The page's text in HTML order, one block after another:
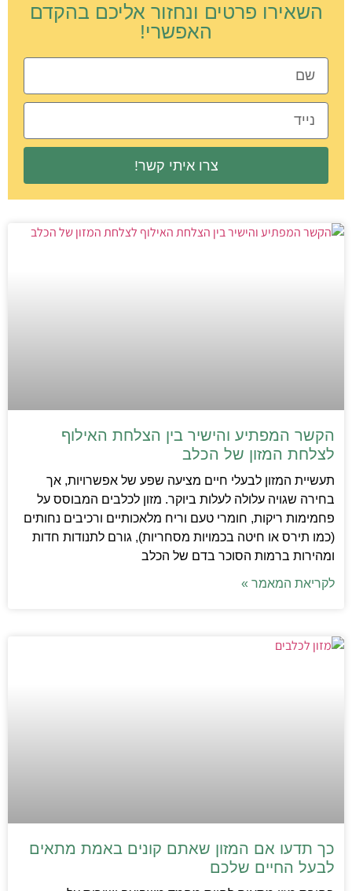
השאירו פרטים ונחזור אליכם בהקדם
האפשרי!
צרו איתי קשר!
הקשר המפתיע והישיר בין הצלחת האילוף
לצלחת המזון של הכלב
תעשיית המזון לבעלי חיים מציעה שפע של אפשרויות, אך
בחירה שגויה עלולה לעלות ביוקר. מזון לכלבים המבוסס על
פחמימות ריקות, חומרי טעם וריח מלאכותיים ורכיבים נחותים
(כמו תירס או חיטה בכמויות מסחריות), גורם לתנודות חדות
ומהירות ברמות הסוכר בדם של הכלב
לקריאת המאמר »
כך תדעו אם המזון שאתם קונים באמת מתאים
לבעל החיים שלכם